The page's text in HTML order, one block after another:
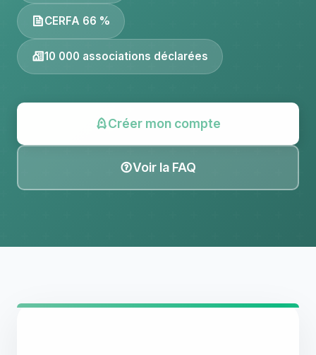
CERFA 66 %
10 000 associations déclarées
Créer mon compte
Voir la FAQ